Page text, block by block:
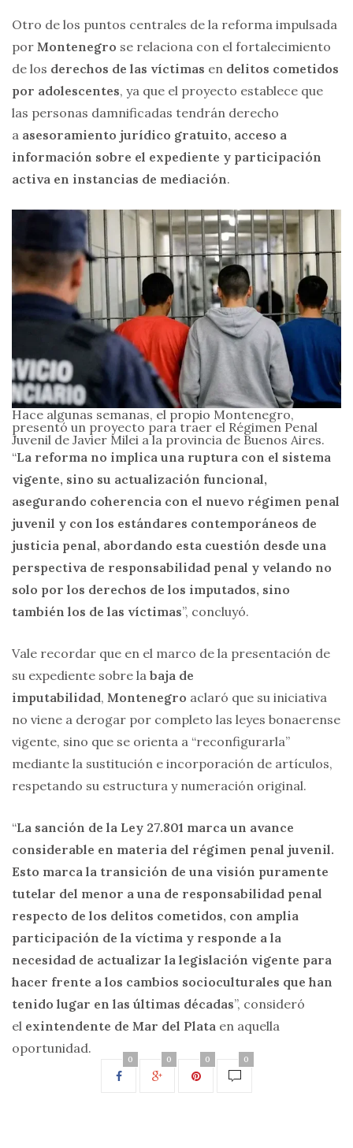
Otro de los puntos centrales de la reforma impulsada
por Montenegro se relaciona con el fortalecimiento
de los derechos de las víctimas en delitos cometidos
por adolescentes, ya que el proyecto establece que
las personas damnificadas tendrán derecho
a asesoramiento jurídico gratuito, acceso a
información sobre el expediente y participación
activa en instancias de mediación.
Hace algunas semanas, el propio Montenegro,
presentó un proyecto para traer el Régimen Penal
Juvenil de Javier Milei a la provincia de Buenos Aires.
“La reforma no implica una ruptura con el sistema
vigente, sino su actualización funcional,
asegurando coherencia con el nuevo régimen penal
juvenil y con los estándares contemporáneos de
justicia penal, abordando esta cuestión desde una
perspectiva de responsabilidad penal y velando no
solo por los derechos de los imputados, sino
también los de las víctimas”, concluyó.
Vale recordar que en el marco de la presentación de
su expediente sobre la baja de
imputabilidad, Montenegro aclaró que su iniciativa
no viene a derogar por completo las leyes bonaerense
vigente, sino que se orienta a “reconfigurarla”
mediante la sustitución e incorporación de artículos,
respetando su estructura y numeración original.
“La sanción de la Ley 27.801 marca un avance
considerable en materia del régimen penal juvenil.
Esto marca la transición de una visión puramente
tutelar del menor a una de responsabilidad penal
respecto de los delitos cometidos, con amplia
participación de la víctima y responde a la
necesidad de actualizar la legislación vigente para
hacer frente a los cambios socioculturales que han
tenido lugar en las últimas décadas”, consideró
el exintendente de Mar del Plata en aquella
oportunidad.
0 0 0 0